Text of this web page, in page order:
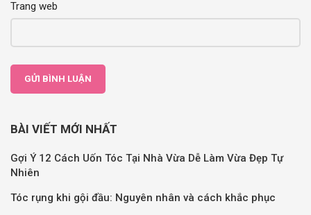
Trang web
BÀI VIẾT MỚI NHẤT
Gợi Ý 12 Cách Uốn Tóc Tại Nhà Vừa Dễ Làm Vừa Đẹp Tự
Nhiên
Tóc rụng khi gội đầu: Nguyên nhân và cách khắc phục